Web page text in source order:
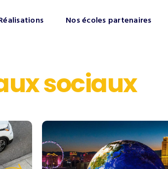
Nos écoles partenaires
sociaux